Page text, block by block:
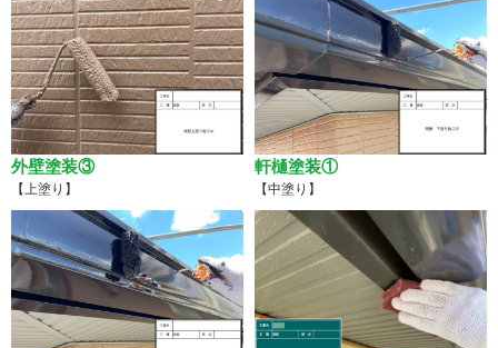
外壁塗装③
【上塗り】
軒樋塗装①
【中塗り】